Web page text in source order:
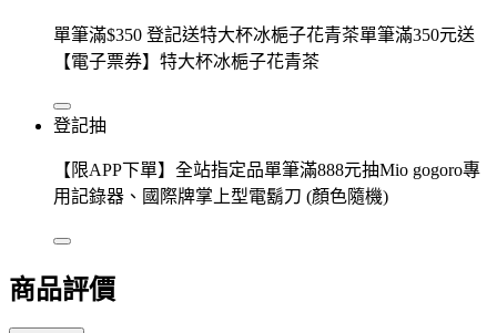
單筆滿$350 登記送特大杯冰梔子花青茶單筆滿350元送
【電子票券】特大杯冰梔子花青茶
登記抽
【限APP下單】全站指定品單筆滿888元抽Mio gogoro專
用記錄器、國際牌掌上型電鬍刀 (顏色隨機)
商品評價